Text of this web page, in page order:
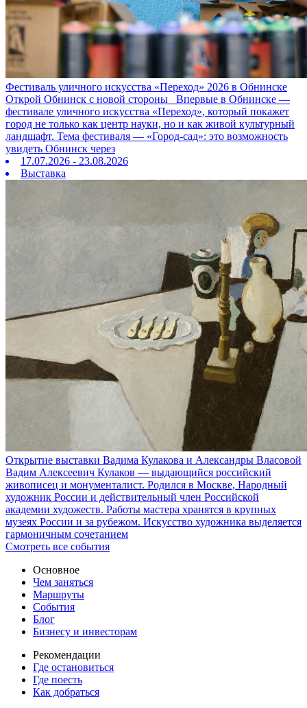
Фестиваль уличного искусства «Переход» 2026 в Обнинске
Открой Обнинск с новой стороны Впервые в Обнинске —
фестивале уличного искусства «Переход», который покажет
город не только как центр науки, но и как живой культурный
ландшафт. Тема фестиваля — «Город‑сад»: это возможность
увидеть Обнинск через
17.07.2026 - 23.08.2026
Выставка
Открытие выставки Вадима Кулакова и Александры Власовой
Вадим Алексеевич Кулаков — выдающийся российский
живописец и монументалист. Родился в Москве, Народный
художник России и действительный член Российской
академии художеств. Работы мастера хранятся в крупных
музеях России и за рубежом. Искусство художника выделяется
гармоничным сочетанием
Смотреть все события
Основное
Чем заняться
Маршруты
События
Блог
Бизнесу и инвесторам
Рекомендации
Где остановиться
Где поесть
Как добраться